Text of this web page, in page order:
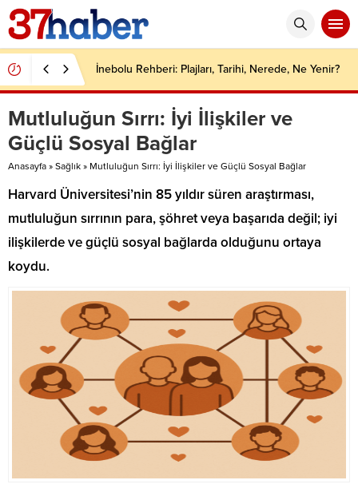
İnebolu Rehberi: Plajları, Tarihi, Nerede, Ne Yenir?
Mutluluğun Sırrı: İyi İlişkiler ve
Güçlü Sosyal Bağlar
Anasayfa » Sağlık » Mutluluğun Sırrı: İyi İlişkiler ve Güçlü Sosyal Bağlar
Harvard Üniversitesi’nin 85 yıldır süren araştırması,
mutluluğun sırrının para, şöhret veya başarıda değil; iyi
ilişkilerde ve güçlü sosyal bağlarda olduğunu ortaya
koydu.